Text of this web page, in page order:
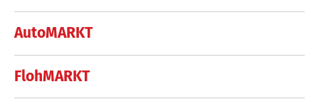
AutoMARKT
FlohMARKT